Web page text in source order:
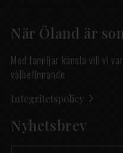
När Öland är
Med familjär känsla vill vi
välbefinnande
Integritetspolicy
Nyhetsbrev